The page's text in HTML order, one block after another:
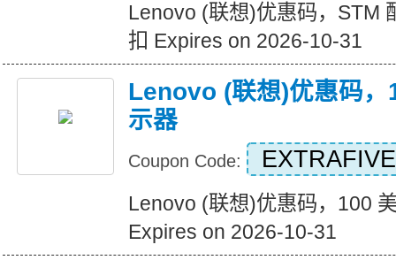
Lenovo (联想)优惠码，STM
扣 Expires on 2026-10-31
Lenovo (联想)优惠码，
示器
Coupon Code: EXTRAFIVE
Lenovo (联想)优惠码，100
Expires on 2026-10-31